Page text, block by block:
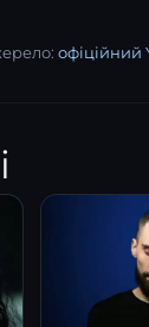
офіційний